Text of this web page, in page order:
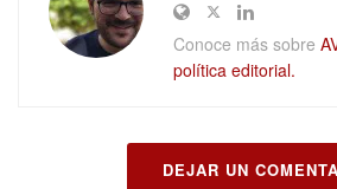
Conoce más sobre
política editorial.
DEJAR UN